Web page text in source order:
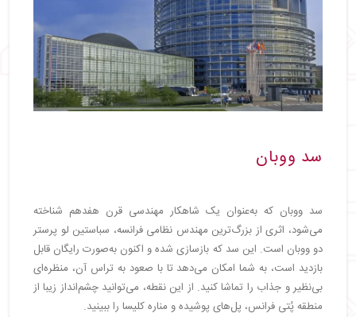
سد ووبان
سد ووبان که به‌عنوان یک شاهکار مهندسی قرن هفدهم شناخته
می‌شود، اثری از بزرگ‌ترین مهندس نظامی فرانسه، سباستین لو پرستر
دو ووبان است. این سد که بازسازی شده و اکنون به‌صورت رایگان قابل
بازدید است، به شما امکان می‌دهد تا با صعود به تراس آن، منظره‌ای
بی‌نظیر و جذاب را تماشا کنید. از این نقطه، می‌توانید چشم‌انداز زیبا از
منطقه پُتی فرانس، پل‌های پوشیده و مناره کلیسا را ببینید.